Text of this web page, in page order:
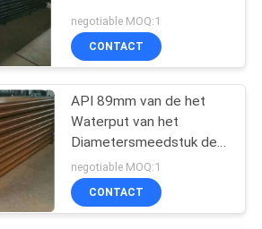
negotiable MOQ:1
CONTACT
API 89mm van de het
Waterput van het
Diametersmeedstuk de
Boorpijp/Minig-Boorpijp
negotiable MOQ:1
CONTACT